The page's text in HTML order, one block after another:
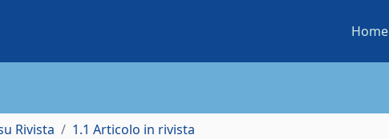
Home
Rivista 1.1 Articolo in rivista